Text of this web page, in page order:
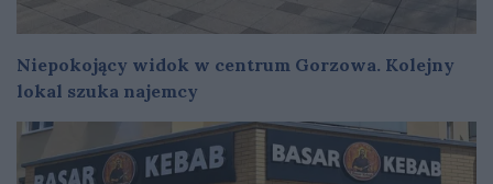
Niepokojący widok w centrum Gorzowa. Kolejny
lokal szuka najemcy